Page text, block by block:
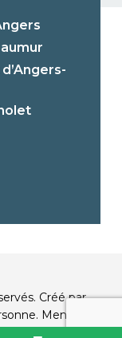
Créé par
. Mentions